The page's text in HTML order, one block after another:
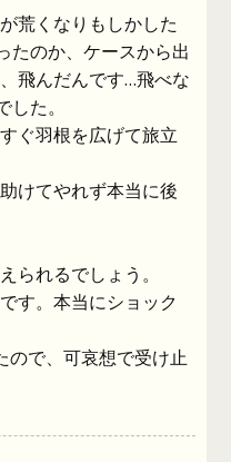
荒くなりもしかした
たのか、ケースから出
飛んだんです…飛べな
た。
ぐ羽根を広げて旅立
けてやれず本当に後
られるでしょう。
す。本当にショック
ので、可哀想で受け止